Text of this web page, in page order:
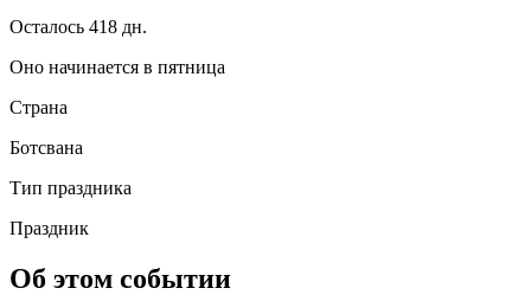
Осталось 418 дн.
Оно начинается в пятница
Страна
Ботсвана
Тип праздника
Праздник
Об этом событии